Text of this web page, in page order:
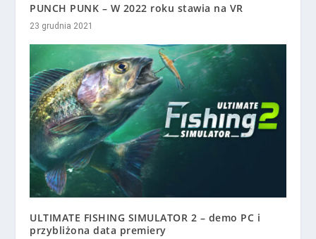
PUNCH PUNK – W 2022 roku stawia na VR
23 grudnia 2021
ULTIMATE FISHING SIMULATOR 2 – demo PC i
przybliżona data premiery